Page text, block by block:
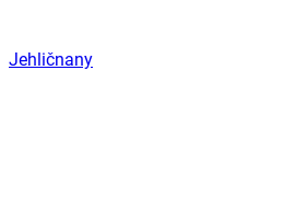
Jehličnany